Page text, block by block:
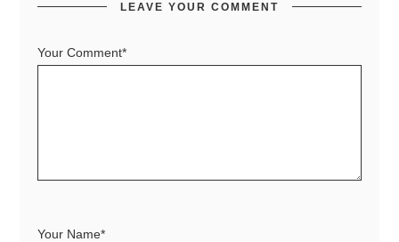
LEAVE YOUR COMMENT
Your Comment*
Your Name*